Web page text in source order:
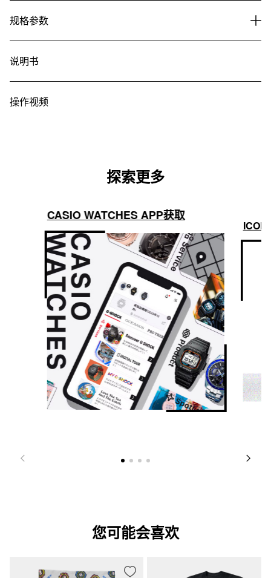
规格参数
说明书
操作视频
探索更多
CASIO WATCHES APP获取
您可能会喜欢